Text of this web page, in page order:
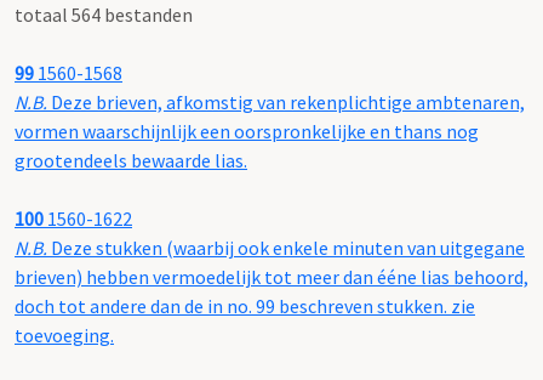
totaal 564 bestanden
99 1560-1568
N.B. Deze brieven, afkomstig van rekenplichtige ambtenaren,
vormen waarschijnlijk een oorspronkelijke en thans nog
grootendeels bewaarde lias.
100 1560-1622
N.B. Deze stukken (waarbij ook enkele minuten van uitgegane
brieven) hebben vermoedelijk tot meer dan ééne lias behoord,
doch tot andere dan de in no. 99 beschreven stukken. zie
toevoeging.